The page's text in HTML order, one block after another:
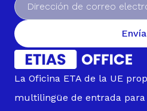
Envía
La Oficina ETA de la UE
multilingüe de entrada para